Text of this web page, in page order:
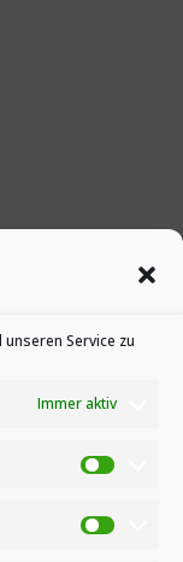
Service zu
Immer aktiv